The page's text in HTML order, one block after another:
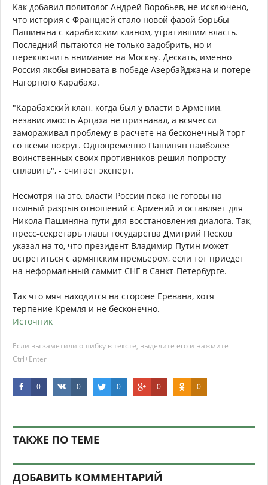
Как добавил политолог Андрей Воробьев, не исключено,
что история с Францией стало новой фазой борьбы
Пашиняна с карабахским кланом, утратившим власть.
Последний пытаются не только задобрить, но и
переключить внимание на Москву. Дескать, именно
Россия якобы виновата в победе Азербайджана и потере
Нагорного Карабаха.
"Карабахский клан, когда был у власти в Армении,
независимость Арцаха не признавал, а всячески
замораживал проблему в расчете на бесконечный торг
со всеми вокруг. Одновременно Пашинян наиболее
воинственных своих противников решил попросту
сплавить", - считает эксперт.
Несмотря на это, власти России пока не готовы на
полный разрыв отношений с Армений и оставляет для
Никола Пашиняна пути для восстановления диалога. Так,
пресс-секретарь главы государства Дмитрий Песков
указал на то, что президент Владимир Путин может
встретиться с армянским премьером, если тот приедет
на неформальный саммит СНГ в Санкт-Петербурге.
Так что мяч находится на стороне Еревана, хотя
терпение Кремля и не бесконечно.
Источник
Если вы заметили ошибку в тексте, выделите его и нажмите
Ctrl+Enter
0 0 0 0 0
ТАКЖЕ ПО ТЕМЕ
ДОБАВИТЬ КОММЕНТАРИЙ